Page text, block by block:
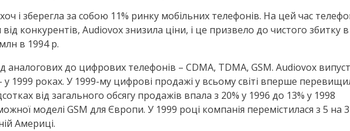
і зберегла за собою 11% ринку мобільних телефонів. На цей час
конкурентів, Audiovox знизила ціни, і це призвело до чистого збитку
в 1994 р.
аналогових до цифрових телефонів – CDMA, TDMA, GSM. Audiovox
1999 роках. У 1999-му цифрові продажі у всьому світі вперше
від загального обсягу продажів впала з 20% у 1996 до 13% у 1998
моделі GSM для Європи. У 1999 році компанія перемістилася з 5 на 3
Америці.